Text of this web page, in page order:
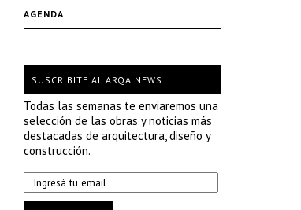
AGENDA
SUSCRIBITE AL ARQA NEWS
Todas las semanas te enviaremos una
selección de las obras y noticias más
destacadas de arquitectura, diseño y
construcción.